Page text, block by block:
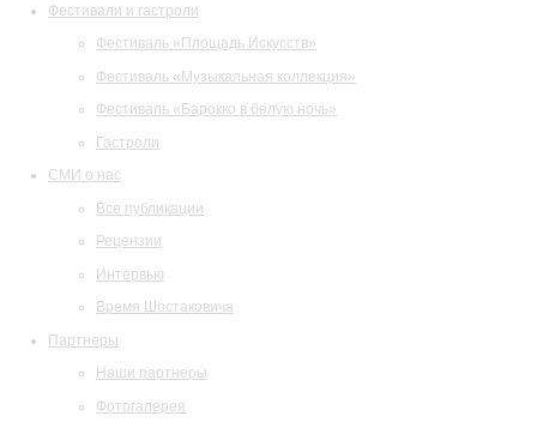
Фестивали и гастроли
Фестиваль «Площадь Искусств»
Фестиваль «Музыкальная коллекция»
Фестиваль «Барокко в белую ночь»
Гастроли
СМИ о нас
Все публикации
Рецензии
Интервью
Время Шостаковича
Партнеры
Наши партнеры
Фотогалерея